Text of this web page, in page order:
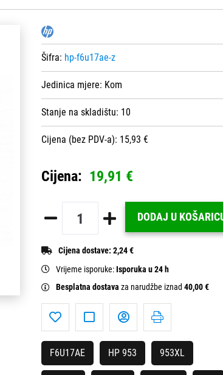
Šifra: hp-f6u17ae-z
Jedinica mjere: Kom
Stanje na skladištu: 10
Cijena (bez PDV-a): 15,93 €
Cijena: 19,91 €
DODAJ U
Cijena dostave: 2,24 €
Vrijeme isporuke:Isporuka u 24 h
Besplatna dostava za narudžbe iznad 40,00 €
F6U17AE HP 953 953XL